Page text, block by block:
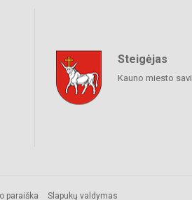
Steigėjas
Kauno miesto
paraiška Slapukų valdymas